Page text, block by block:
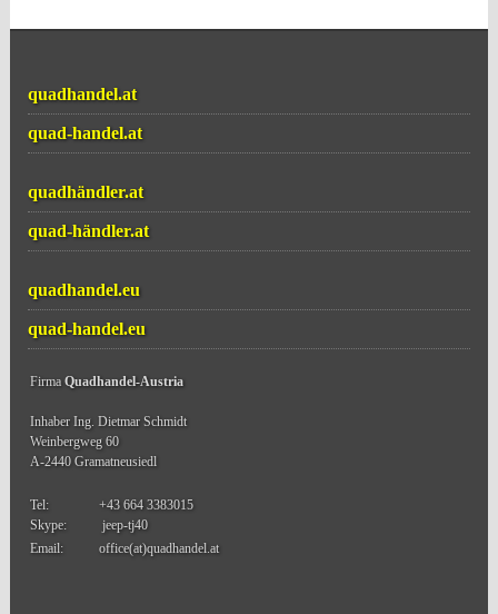
quadhandel.at
quad-handel.at
quadhändler.at
quad-händler.at
quadhandel.eu
quad-handel.eu
FirmaQuadhandel-Austria
Inhaber Ing. Dietmar Schmidt
Weinbergweg 60
A-2440 Gramatneusiedl
Tel:
Skype:
+43 664 3383015
jeep-tj40
Email:
office(at)quadhandel.at